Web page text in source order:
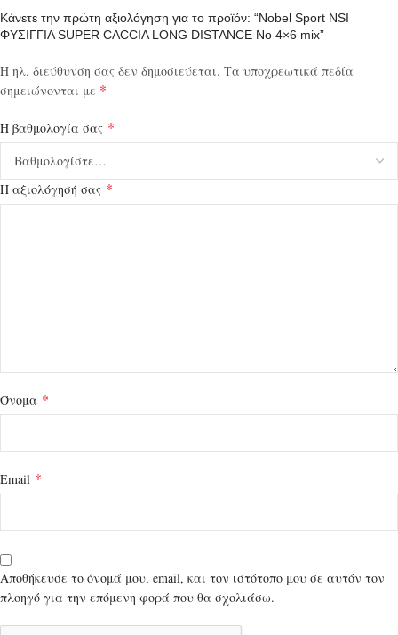
Κάνετε την πρώτη αξιολόγηση για το προϊόν: “Nobel Sport NSI
ΦΥΣΙΓΓΙΑ SUPER CACCIA LONG DISTANCE No 4×6 mix”
Η ηλ. διεύθυνση σας δεν δημοσιεύεται. Τα υποχρεωτικά πεδία
σημειώνονται με *
Η βαθμολογία σας *
Η αξιολόγησή σας *
Όνομα *
Email *
Αποθήκευσε το όνομά μου, email, και τον ιστότοπο μου σε αυτόν τον
πλοηγό για την επόμενη φορά που θα σχολιάσω.